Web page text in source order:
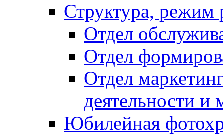
Структура, режим
Отдел
Отдел
Отдел
деятельности и
Юбилейная